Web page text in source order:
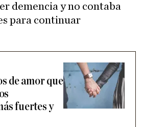
demencia y no contaba
para continuar
de amor que
fuertes y